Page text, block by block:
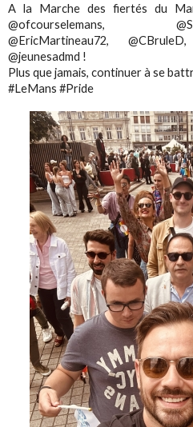
A la Marche des fiertés du
@ofcourselemans,
@EricMartineau72,
@jeunesadmd !
Plus que jamais, continuer à se
#LeMans #Pride